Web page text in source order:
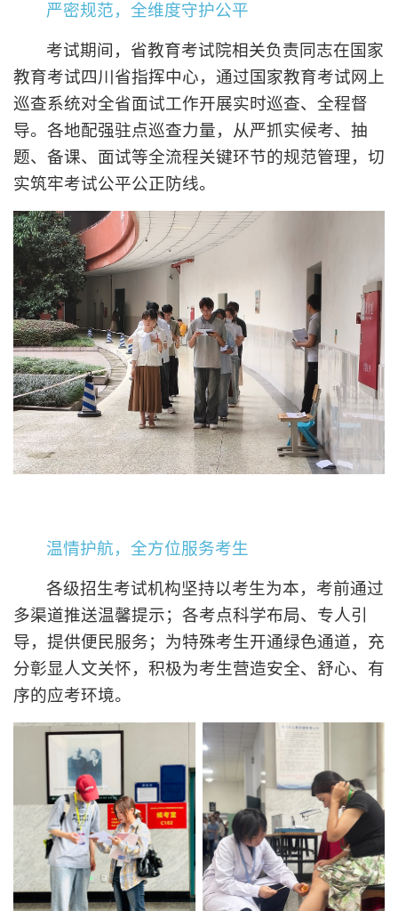
严密规范，全维度守护公平
考试期间，省教育考试院相关负责同志在国家
教育考试四川省指挥中心，通过国家教育考试网上
巡查系统对全省面试工作开展实时巡查、全程督
导。各地配强驻点巡查力量，从严抓实候考、抽
题、备课、面试等全流程关键环节的规范管理，切
实筑牢考试公平公正防线。
温情护航，全方位服务考生
各级招生考试机构坚持以考生为本，考前通过
多渠道推送温馨提示；各考点科学布局、专人引
导，提供便民服务；为特殊考生开通绿色通道，充
分彰显人文关怀，积极为考生营造安全、舒心、有
序的应考环境。